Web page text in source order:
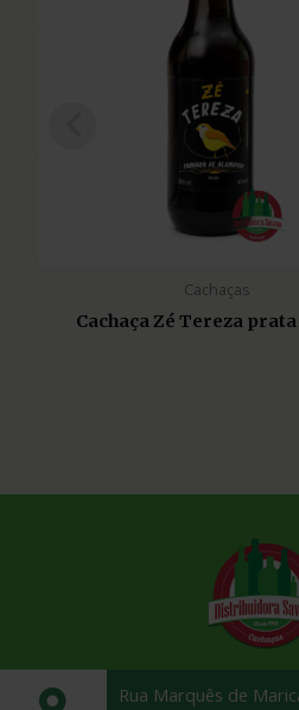
Cachaças
Cachaça Zé Tereza
Rua Marquês de